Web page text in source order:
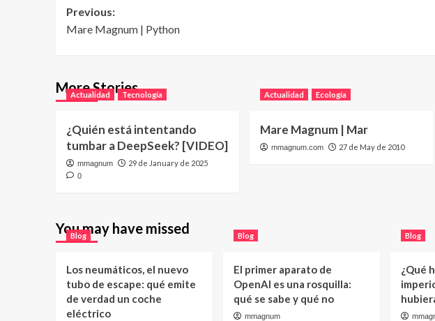
Post
navigation
Previous:
Mare Magnum | Python
More Stories
Actualidad Tecnología
¿Quién está intentando
tumbar a DeepSeek? [VIDEO]
mmagnum 29 de January de 2025
0
Actualidad Ecología
Mare Magnum | Mar
mmagnum.com 27 de May de 2010
You may have missed
Blog
Los neumáticos, el nuevo
tubo de escape: qué emite
de verdad un coche
eléctrico
Blog
El primer aparato de
OpenAI es una rosquilla:
qué se sabe y qué no
mmagnum
Blog
¿Qué